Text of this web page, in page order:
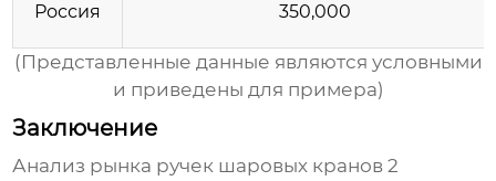
Россия 350,000
(Представленные данные являются условными
и приведены для примера)
Заключение
Анализ рынка ручек шаровых кранов 2